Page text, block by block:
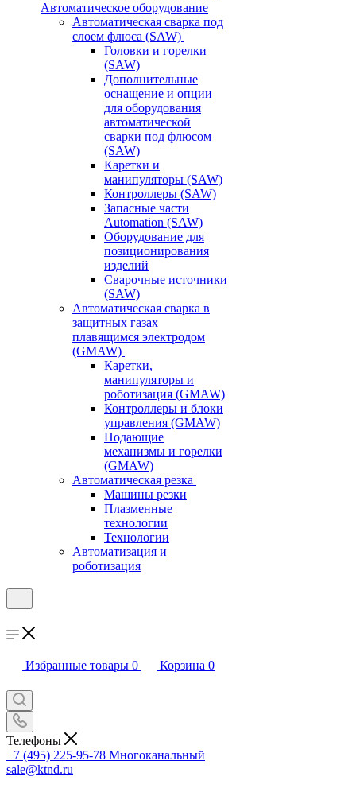
Автоматическое оборудование
Автоматическая сварка под
слоем флюса (SAW)
Головки и горелки
(SAW)
Дополнительные
оснащение и опции
для оборудования
автоматической
сварки под флюсом
(SAW)
Каретки и
манипуляторы (SAW)
Контроллеры (SAW)
Запасные части
Automation (SAW)
Оборудование для
позиционирования
изделий
Сварочные источники
(SAW)
Автоматическая сварка в
защитных газах
плавящимся электродом
(GMAW)
Каретки,
манипуляторы и
роботизация (GMAW)
Контроллеры и блоки
управления (GMAW)
Подающие
механизмы и горелки
(GMAW)
Автоматическая резка
Машины резки
Плазменные
технологии
Технологии
Автоматизация и
роботизация
Избранные товары 0 Корзина 0
Телефоны
+7 (495) 225-95-78 Многоканальный
sale@ktnd.ru